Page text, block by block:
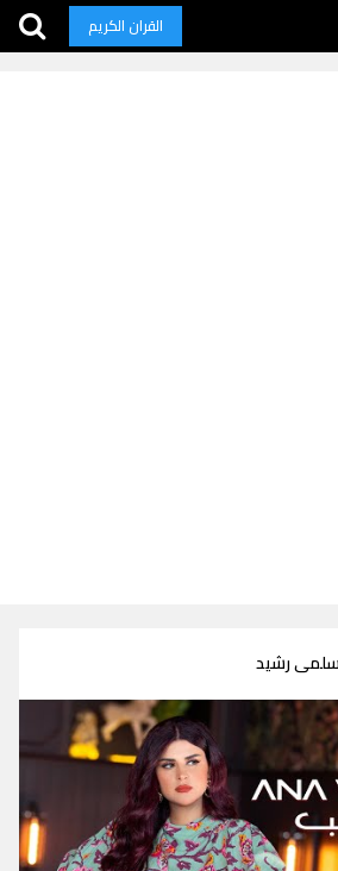
القران الكريم
سلمى رشيد